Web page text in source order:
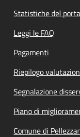
Statistiche del
Leggi le FAQ
Pagamenti
Riepilogo
Segnalazione
Piano di
Comune di